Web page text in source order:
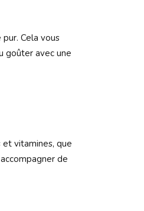
Cela vous
goûter avec une
vitamines, que
de